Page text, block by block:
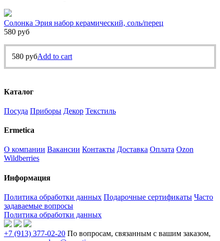
Солонка Эрия набор керамический, соль/перец
580 руб
580 рубAdd to cart
Каталог
Посуда Приборы Декор Текстиль
Ermetica
О компании Вакансии Контакты Доставка Оплата Ozon
Wildberries
Информация
Политика обработки данных Подарочные сертификаты Часто
задаваемые вопросы
Политика обработки данных
+7 (913) 377-02-20 По вопросам, связанным с вашим заказом,